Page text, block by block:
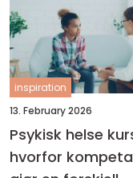
inspiration
13. February 2026
Psykisk helse
hvorfor